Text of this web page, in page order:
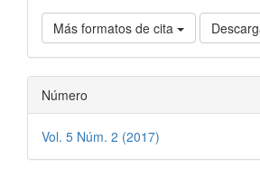
Más formatos de cita
Número
Vol. 5 Núm. 2 (2017)